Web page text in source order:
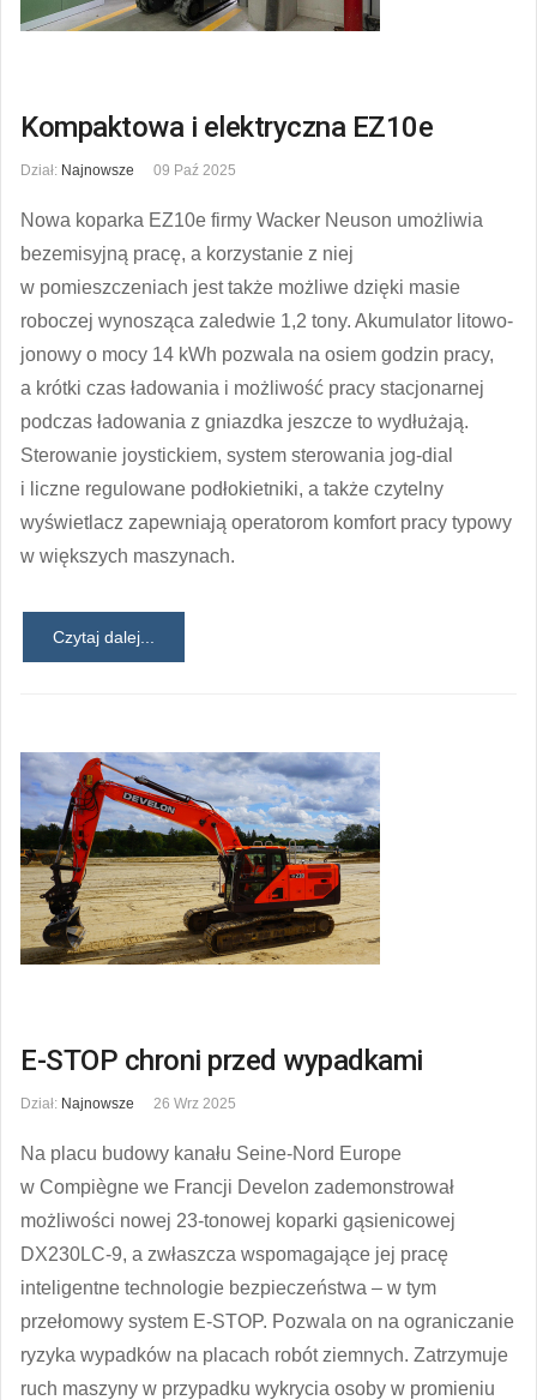
Kompaktowa i elektryczna EZ10e
Dział: Najnowsze 09 Paź 2025
Nowa koparka EZ10e firmy Wacker Neuson umożliwia
bezemisyjną pracę, a korzystanie z niej
w pomieszczeniach jest także możliwe dzięki masie
roboczej wynosząca zaledwie 1,2 tony. Akumulator litowo-
jonowy o mocy 14 kWh pozwala na osiem godzin pracy,
a krótki czas ładowania i możliwość pracy stacjonarnej
podczas ładowania z gniazdka jeszcze to wydłużają.
Sterowanie joystickiem, system sterowania jog-dial
i liczne regulowane podłokietniki, a także czytelny
wyświetlacz zapewniają operatorom komfort pracy typowy
w większych maszynach.
Czytaj dalej...
E-STOP chroni przed wypadkami
Dział: Najnowsze 26 Wrz 2025
Na placu budowy kanału Seine-Nord Europe
w Compiègne we Francji Develon zademonstrował
możliwości nowej 23-tonowej koparki gąsienicowej
DX230LC-9, a zwłaszcza wspomagające jej pracę
inteligentne technologie bezpieczeństwa – w tym
przełomowy system E-STOP. Pozwala on na ograniczanie
ryzyka wypadków na placach robót ziemnych. Zatrzymuje
ruch maszyny w przypadku wykrycia osoby w promieniu